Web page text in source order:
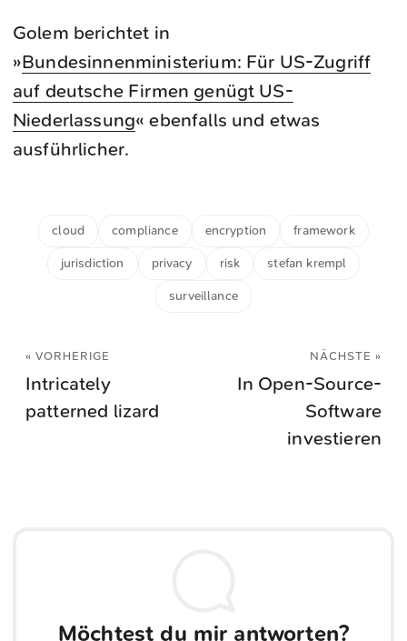
Golem berichtet in
»Bundesinnenministerium: Für US-Zugriff
auf deutsche Firmen genügt US-
Niederlassung« ebenfalls und etwas
ausführlicher.
cloud compliance encryption framework
jurisdiction privacy risk stefan krempl
surveillance
« VORHERIGE
Intricately
patterned lizard
NÄCHSTE »
In Open-Source-
Software
investieren
Möchtest du mir antworten?